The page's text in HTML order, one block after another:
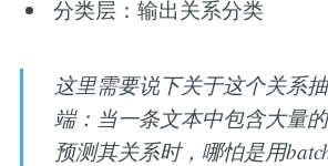
分类层：输出关系分类
这里需要说下关于这个关系
端：当一条文本中包含大量
预测其关系时，哪怕是用